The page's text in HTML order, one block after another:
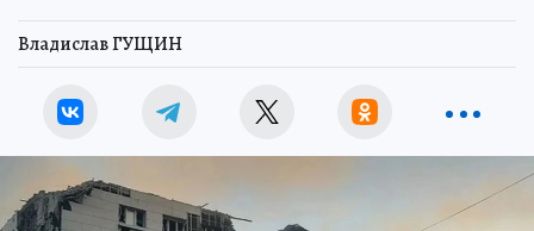
Владислав ГУЩИН